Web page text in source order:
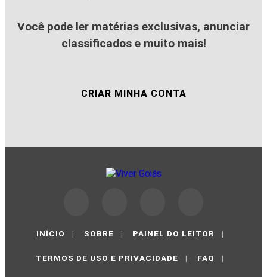
Você pode ler matérias exclusivas, anunciar
classificados e muito mais!
CRIAR MINHA CONTA
INÍCIO | SOBRE | PAINEL DO LEITOR |
TERMOS DE USO E PRIVACIDADE | FAQ |